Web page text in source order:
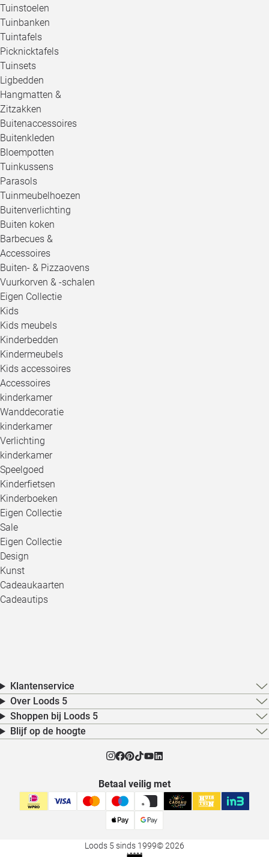
Tuinstoelen
Tuinbanken
Tuintafels
Picknicktafels
Tuinsets
Ligbedden
Hangmatten &
Zitzakken
Buitenaccessoires
Buitenkleden
Bloempotten
Tuinkussens
Parasols
Tuinmeubelhoezen
Buitenverlichting
Buiten koken
Barbecues &
Accessoires
Buiten- & Pizzaovens
Vuurkorven & -schalen
Eigen Collectie
Kids
Kids meubels
Kinderbedden
Kindermeubels
Kids accessoires
Accessoires
kinderkamer
Wanddecoratie
kinderkamer
Verlichting
kinderkamer
Speelgoed
Kinderfietsen
Kinderboeken
Eigen Collectie
Sale
Eigen Collectie
Design
Kunst
Cadeaukaarten
Cadeautips
Klantenservice
Over Loods 5
Shoppen bij Loods 5
Blijf op de hoogte
Betaal veilig met
Loods 5 sinds 1999© 2026